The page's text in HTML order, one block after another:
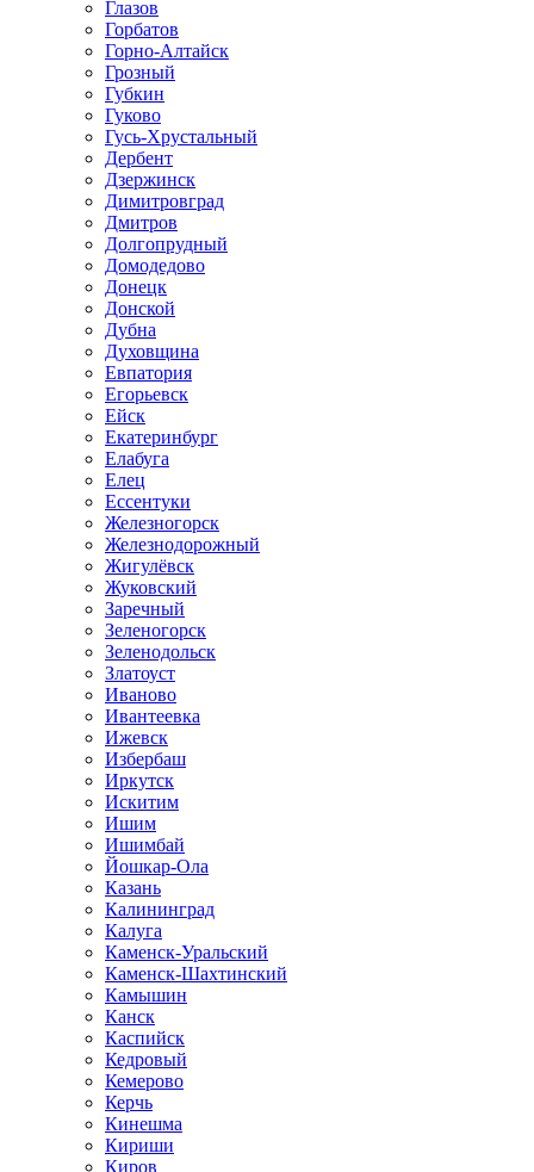
Глазов
Горбатов
Горно-Алтайск
Грозный
Губкин
Гуково
Гусь-Хрустальный
Дербент
Дзержинск
Димитровград
Дмитров
Долгопрудный
Домодедово
Донецк
Донской
Дубна
Духовщина
Евпатория
Егорьевск
Ейск
Екатеринбург
Елабуга
Елец
Ессентуки
Железногорск
Железнодорожный
Жигулёвск
Жуковский
Заречный
Зеленогорск
Зеленодольск
Златоуст
Иваново
Ивантеевка
Ижевск
Избербаш
Иркутск
Искитим
Ишим
Ишимбай
Йошкар-Ола
Казань
Калининград
Калуга
Каменск-Уральский
Каменск-Шахтинский
Камышин
Канск
Каспийск
Кедровый
Кемерово
Керчь
Кинешма
Кириши
Киров